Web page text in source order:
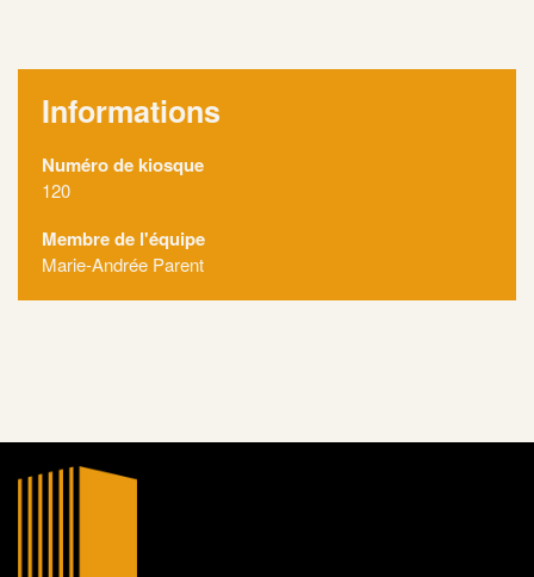
Informations
Numéro de kiosque
120
Membre de l'équipe
Marie-Andrée Parent